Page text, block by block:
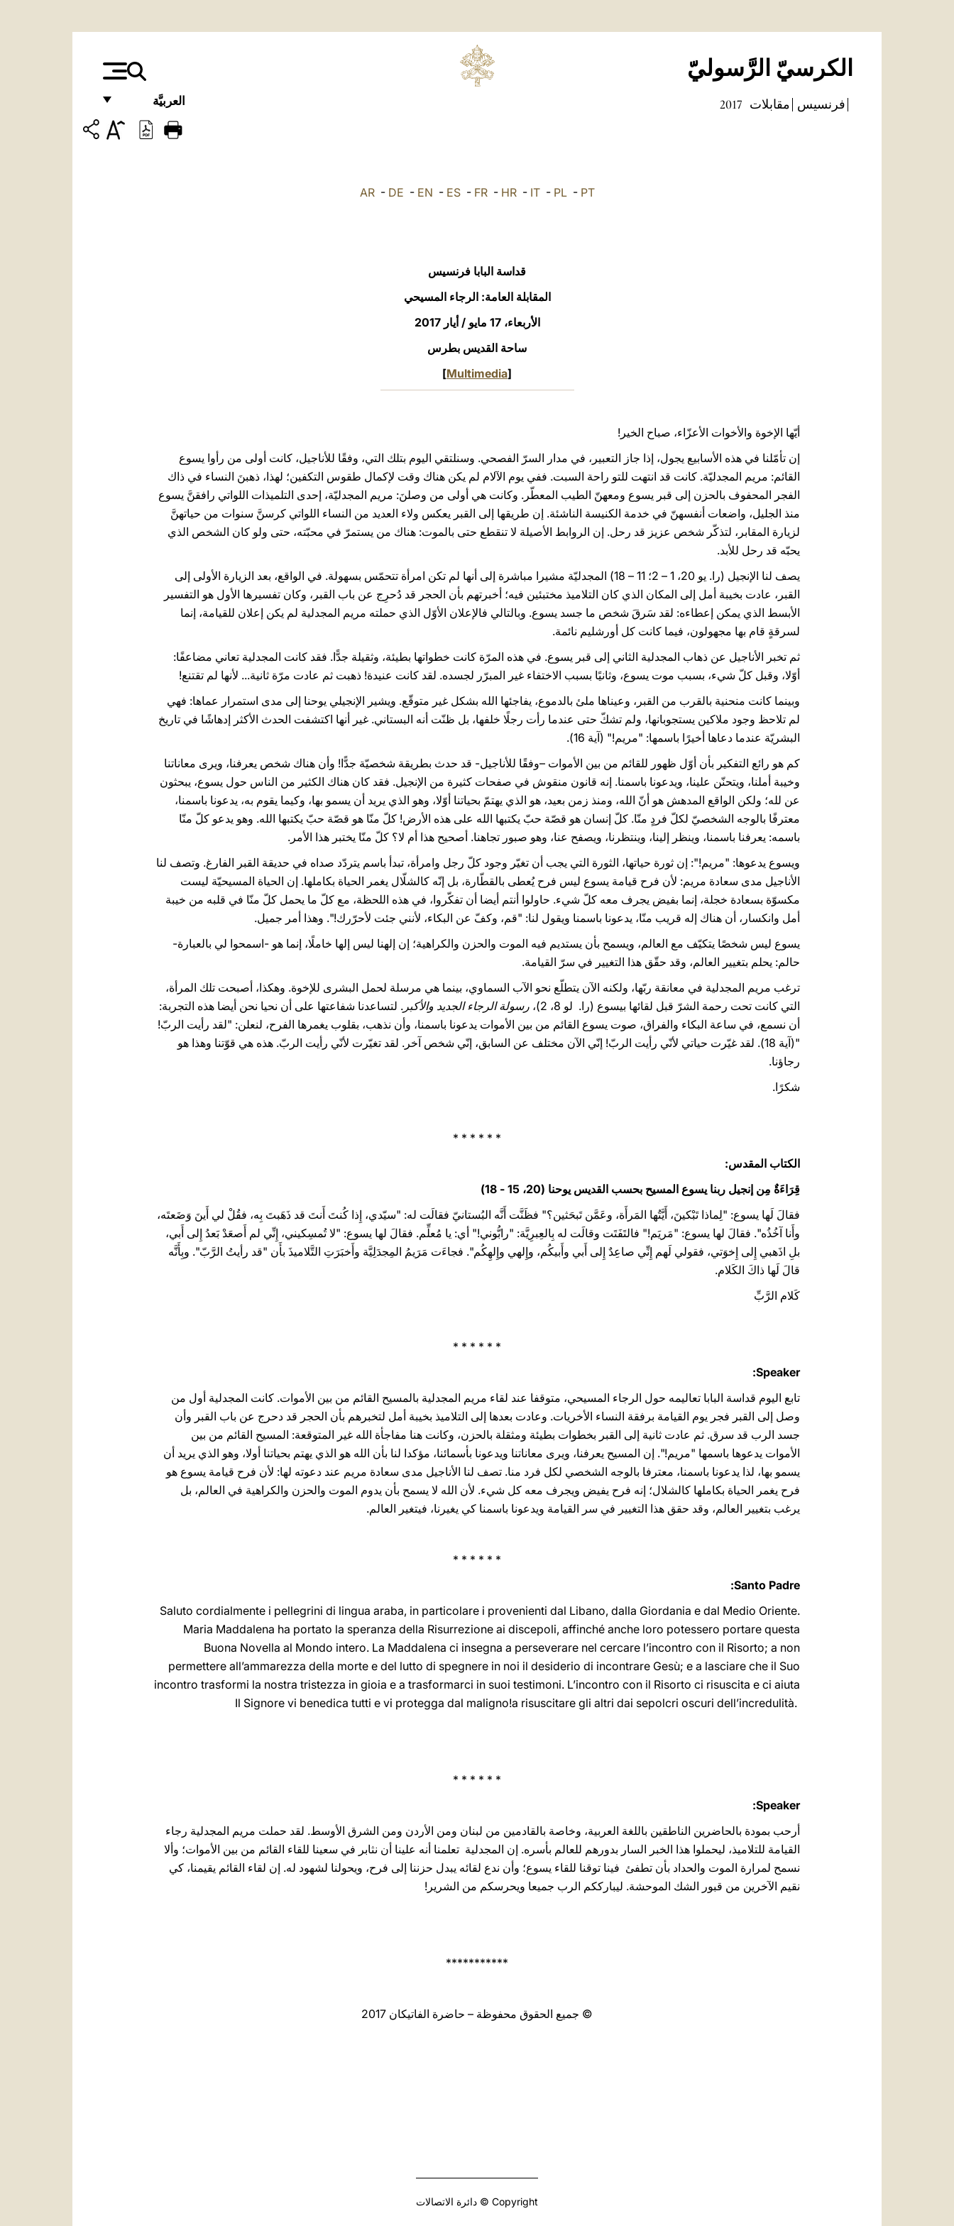
الكرسيّ الرَّسوليّ
العربيَّة
FRANÇAIS
فرنسيس مقابلات 2017
AR- DE - EN - ES- FR- HR- IT- PL- PT
قداسة البابا فرنسيس
المقابلة العامة: الرجاء المسيحي
الأربعاء، 17 مايو / أيار 2017‏
ساحة القديس بطرس
[
Multimedia
]
أيّها الإخوة والأخوات الأعزّاء، صباح الخير!
إن تأمّلنا في هذه الأسابيع يجول، إذا جاز التعبير، في مدار السرّ الفصحي. وسنلتقي اليوم بتلك التي، وفقًا للأناجيل، كانت أولى من رأوا يسوع
القائم: مريم المجدليّة. كانت قد انتهت للتو راحة السبت. ففي يوم الآلام لم يكن هناك وقت لإكمال طقوس التكفين؛ لهذا، ذهبنَ النساء في ذاك
الفجر المحفوف بالحزن إلى قبر يسوع ومعهنّ الطيب المعطّر. وكانت هي أولى من وصلنَ: مريم المجدليّة، إحدى التلميذات اللواتي رافقنَّ يسوع
منذ الجليل، واضعات أنفسهنّ في خدمة الكنيسة الناشئة. إن طريقها إلى القبر يعكس ولاء العديد من النساء اللواتي كرسنَّ سنوات من حياتهنَّ
لزيارة المقابر، لتذكّر شخص عزيز قد رحل. إن الروابط الأصيلة لا تنقطع حتى بالموت: هناك من يستمرّ في محبّته، حتى ولو كان الشخص الذي
يحبّه قد رحل للأبد.
يصف لنا الإنجيل (را. يو 20، 1 – 2؛ 11 – 18) المجدليّة مشيرا مباشرة إلى أنها لم تكن امرأة تتحمّس بسهولة. في الواقع، بعد الزيارة الأولى إلى
القبر، عادت بخيبة أمل إلى المكان الذي كان التلاميذ مختبئين فيه؛ أخبرتهم بأن الحجر قد دُحرِج عن باب القبر، وكان تفسيرها الأول هو التفسير
الأبسط الذي يمكن إعطاءه: لقد سَرقَ شخص ما جسد يسوع. وبالتالي فالإعلان الأوّل الذي حملته مريم المجدلية لم يكن إعلان للقيامة، إنما
لسرقةٍ قام بها مجهولون، فيما كانت كل أورشليم نائمة.
ثم تخبر الأناجيل عن ذهاب المجدلية الثاني إلى قبر يسوع. في هذه المرّة كانت خطواتها بطيئة، وثقيلة جدًّا. فقد كانت المجدلية تعاني مضاعفًا:
أوّلا، وقبل كلّ شيء، بسبب موت يسوع، وثانيًا بسبب الاختفاء غير المبرّر لجسده. لقد كانت عنيدة! ذهبت ثم عادت مرّة ثانية... لأنها لم تقتنع!
وبينما كانت منحنية بالقرب من القبر، وعيناها ملئ بالدموع، يفاجئها الله بشكل غير متوقّع. ويشير الإنجيلي يوحنا إلى مدى استمرار عماها: فهي
لم تلاحظ وجود ملاكين يستجوبانها، ولم تشكّ حتى عندما رأت رجلًا خلفها، بل ظنّت أنه البستاني. غير أنها اكتشفت الحدث الأكثر إدهاشًا في تاريخ
البشريّة عندما دعاها أخيرًا باسمها: "مريم!" (آية 16).
كم هو رائع التفكير بأن أوّل ظهور للقائم من بين الأموات –وفقًا للأناجيل- قد حدث بطريقة شخصيّة جدًّا! وأن هناك شخص يعرفنا، ويرى معاناتنا
وخيبة أملنا، ويتحنّن علينا، ويدعونا باسمنا. إنه قانون منقوش في صفحات كثيرة من الإنجيل. فقد كان هناك الكثير من الناس حول يسوع، يبحثون
عن لله؛ ولكن الواقع المدهش هو أنّ الله، ومنذ زمن بعيد، هو الذي يهتمّ بحياتنا أوّلا، وهو الذي يريد أن يسمو بها، وكيما يقوم به، يدعونا باسمنا،
معترفًا بالوجه الشخصيّ لكلّ فردٍ منّا. كلّ إنسان هو قصّة حبّ يكتبها الله على هذه الأرض! كلّ منّا هو قصّة حبّ يكتبها الله. وهو يدعو كلّ منّا
باسمه: يعرفنا باسمنا، وينظر إلينا، وينتظرنا، ويصفح عنا، وهو صبور تجاهنا. أصحيح هذا أم لا؟ كلّ منّا يختبر هذا الأمر.
ويسوع يدعوها: "مريم!": إن ثورة حياتها، الثورة التي يجب أن تغيّر وجود كلّ رجل وامرأة، تبدأ باسم يتردّد صداه في حديقة القبر الفارغ. وتصف لنا
الأناجيل مدى سعادة مريم: لأن فرح قيامة يسوع ليس فرح يُعطى بالقطّارة، بل إنّه كالشلّال يغمر الحياة بكاملها. إن الحياة المسيحيّة ليست
مكسوّة بسعادة خجلة، إنما بفيض يجرف معه كلّ شيء. حاولوا أنتم أيضا أن تفكّروا، في هذه اللحظة، مع كلّ ما يحمل كلّ منّا في قلبه من خيبة
أمل وانكسار، أن هناك إله قريب منّا، يدعونا باسمنا ويقول لنا: "قم، وكفّ عن البكاء، لأنني جئت لأحرّرك!". وهذا أمر جميل.
يسوع ليس شخصًا يتكيّف مع العالم، ويسمح بأن يستديم فيه الموت والحزن والكراهية؛ إن إلهنا ليس إلها خاملًا، إنما هو -اسمحوا لي بالعبارة-
حالم: يحلم بتغيير العالم، وقد حقّق هذا التغيير في سرّ القيامة.
ترغب مريم المجدلية في معانقة ربّها، ولكنه الآن يتطلّع نحو الآب السماوي، بينما هي مرسلة لحمل البشرى للإخوة. وهكذا، أصبحت تلك المرأة،
التي كانت تحت رحمة الشرّ قبل لقائها بيسوع (را. لو 8، 2)،
رسولة الرجاء الجديد والأكبر . لتساعدنا شفاعتها على أن نحيا نحن أيضا هذه التجربة:
أن نسمع، في ساعة البكاء والفراق، صوت يسوع القائم من بين الأموات يدعونا باسمنا، وأن نذهب، بقلوب يغمرها الفرح، لنعلن: "لقد رأيت الربّ!
"(آية 18). لقد غيّرت حياتي لأنّي رأيت الربّ! إنّي الآن مختلف عن السابق، إنّي شخص آخر. لقد تغيّرت لأنّي رأيت الربّ. هذه هي قوّتنا وهذا هو
رجاؤنا.
شكرًا.
* * * * * *
الكتاب المقدس:‏
قِرَاءَةٌ مِن إنجيل ربنا يسوع المسيح بحسب القديس يوحنا (20، 15 - 18)‏
فقالَ لَها يسوع: "لِماذا تَبْكينَ، أَيَّتُها المَرأَة، وعَمَّن تَبحَثين؟" فظَنَّت أَنَّه البُستانيّ فقالَت له: "سيّدي، إِذا كُنتَ أَنتَ قد ذَهَبتَ بِه، فقُلْ لي أَينَ وَضَعتَه،
وأَنا آخُذُه". فقالَ لها يسوع: "مَريَم!" فالتَفَتَت وقالَت له بِالعِبرِيَّة: "رابُّوني!" أي: يا مُعلِّم. فقالَ لها يسوع: "لا تُمسِكيني، إِنِّي لم أَصعَدْ بَعدُ إِلى أَبي،
بلِ اذَهبي إِلى إِخوَتي، فقولي لَهم إِنِّي صاعِدٌ إِلى أَبي وأَبيكُم، وإِلهي وإِلهِكُم". فجاءَت مَرَيمُ المِجدَلِيَّة وأَخبَرَتِ التَّلاميذَ بأَن "قد رأيتُ الرَّبّ". وبِأَنَّه
قالَ لَها ذاكَ الكَلام.
كَلام الرَّبِّ
* * * * * *
Speaker:
تابع اليوم قداسة البابا تعاليمه حول الرجاء المسيحي، متوقفا عند لقاء مريم المجدلية بالمسيح القائم من بين ‏الأموات. كانت المجدلية أول من
وصل إلى القبر فجر يوم القيامة برفقة النساء الأخريات. وعادت بعدها إلى ‏التلاميذ بخيبة أمل لتخبرهم بأن الحجر قد دحرج عن باب القبر وأن
جسد الرب قد سرق. ثم عادت ثانية إلى ‏القبر بخطوات بطيئة ومثقلة بالحزن، وكانت هنا مفاجأة الله غير المتوقعة: المسيح القائم من بين
الأموات ‏‏يدعوها باسمها "مريم!". إن المسيح يعرفنا، ويرى معاناتنا ويدعونا بأسمائنا، مؤكدا لنا بأن الله هو الذي يهتم ‏بحياتنا أولا، وهو الذي يريد أن
يسمو بها، لذا يدعونا باسمنا، معترفا بالوجه الشخصي لكل فرد منا. تصف لنا ‏الأناجيل مدى سعادة مريم عند دعوته لها: لأن فرح قيامة يسوع هو
فرح يغمر الحياة بكاملها كالشلال؛ إنه فرح ‏يفيض ‏ويجرف معه كل شيء. لأن الله لا يسمح بأن يدوم الموت والحزن والكراهية في العالم، بل
يرغب بتغيير ‏العالم،‏ وقد حقق هذا التغيير في سر القيامة ويدعونا باسمنا كي يغيرنا، فيتغير العالم.‏
* * * * * *
Santo Padre:
Saluto cordialmente i pellegrini di lingua ‎araba, ‎in ‎‎‎particolare i ‎provenienti ‎‎dal Libano, dalla Giordania e dal Medio Oriente.
‎Maria Maddalena ha portato la ‎‎speranza della Risurrezione ai ‎discepoli, affinché anche loro potessero portare questa
‎‎Buona ‎Novella al Mondo intero. La Maddalena ci insegna a perseverare ‎nel ‎‎cercare l’incontro con il Risorto; a non
permettere ‎all’ammarezza della morte ‎e ‎del lutto di spegnere in noi il ‎desiderio di incontrare Gesù; e a lasciare che il ‎Suo
‎incontro ‎trasformi la nostra tristezza in gioia e a trasformarci in suoi ‎testimoni. ‎L’incontro con il Risorto ci risuscita e ci ‎aiuta
a ‎risuscitare gli altri dai sepolcri oscuri dell’incredulità. ‎‏Il ‎Signore ‎‎vi ‎benedica ‎tutti e vi protegga ‎dal ‎maligno!‎
* * * * * *
Speaker:
أرحب بمودة بالحاضرين الناطقين باللغة العربية، وخاصة بالقادمين من لبنان ومن الأردن ومن الشرق ‏الأوسط. لقد حملت مريم المجدلية رجاء
القيامة للتلاميذ، ليحملوا هذا الخبر السار بدورهم للعالم بأسره. إن ‏المجدلية ‏ تعلمنا أنه علينا أن نثابر في سعينا للقاء القائم من بين الأموات؛ وألا
نسمح لمرارة الموت والحداد بأن ‏تطفئ ‏ فينا توقنا للقاء يسوع؛ وأن ندع لقائه يبدل حزننا إلى فرح، ويحولنا لشهود له. إن لقاء القائم يقيمنا، كي
‏نقيم الآخرين من قبور الشك الموحشة.‏ ليبارككم الرب ‏جميعا ‏ويحرسكم من ‏الشرير!‏
***********
© جميع الحقوق محفوظة – حاضرة الفاتيكان 2017
Copyright © دائرة الاتصالات